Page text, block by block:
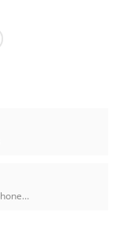
Chargeur GaN Rapide Lito 35w En Gros Pour Téléphone Portable